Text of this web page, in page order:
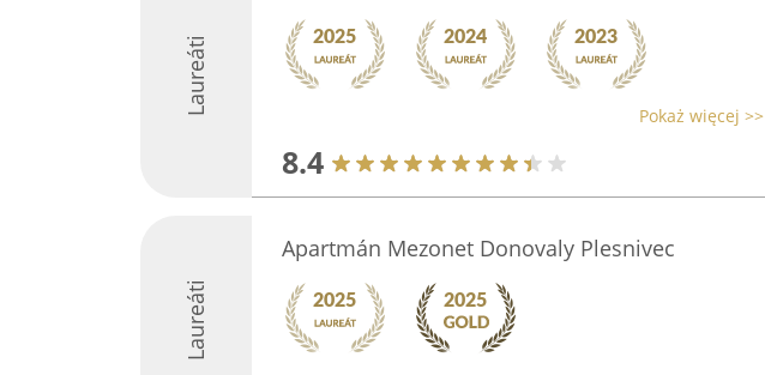
Laureáti Pokaż więcej >>
8.4
Laureáti
Apartmán Mezonet Donovaly Plesnivec